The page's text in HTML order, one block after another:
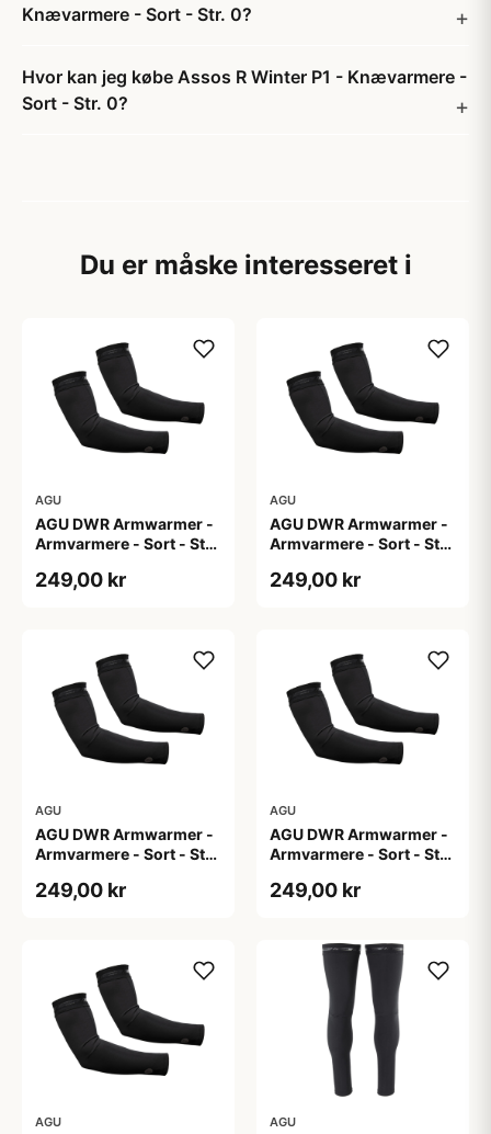
Knævarmere - Sort - Str. 0?
Hvor kan jeg købe Assos R Winter P1 - Knævarmere -
Sort - Str. 0?
Du er måske interesseret i
AGU
AGU DWR Armwarmer -
Armvarmere - Sort - Str.
249,00 kr
AGU
AGU DWR Armwarmer -
Armvarmere - Sort - Str.
249,00 kr
AGU
AGU DWR Armwarmer -
Armvarmere - Sort - Str.
249,00 kr
AGU
AGU DWR Armwarmer -
Armvarmere - Sort - Str.
249,00 kr
AGU AGU